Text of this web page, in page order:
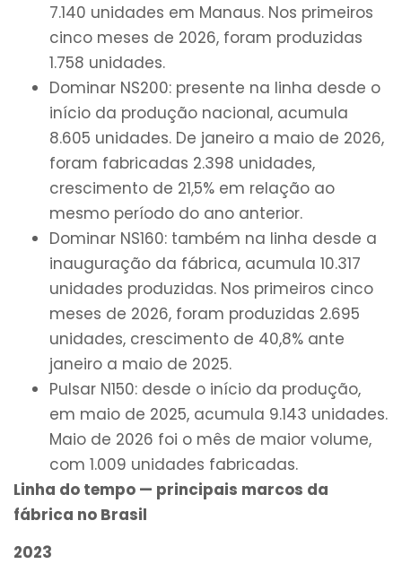
7.140 unidades em Manaus. Nos primeiros
cinco meses de 2026, foram produzidas
1.758 unidades.
Dominar NS200: presente na linha desde o
início da produção nacional, acumula
8.605 unidades. De janeiro a maio de 2026,
foram fabricadas 2.398 unidades,
crescimento de 21,5% em relação ao
mesmo período do ano anterior.
Dominar NS160: também na linha desde a
inauguração da fábrica, acumula 10.317
unidades produzidas. Nos primeiros cinco
meses de 2026, foram produzidas 2.695
unidades, crescimento de 40,8% ante
janeiro a maio de 2025.
Pulsar N150: desde o início da produção,
em maio de 2025, acumula 9.143 unidades.
Maio de 2026 foi o mês de maior volume,
com 1.009 unidades fabricadas.
Linha do tempo — principais marcos da
fábrica no Brasil
2023